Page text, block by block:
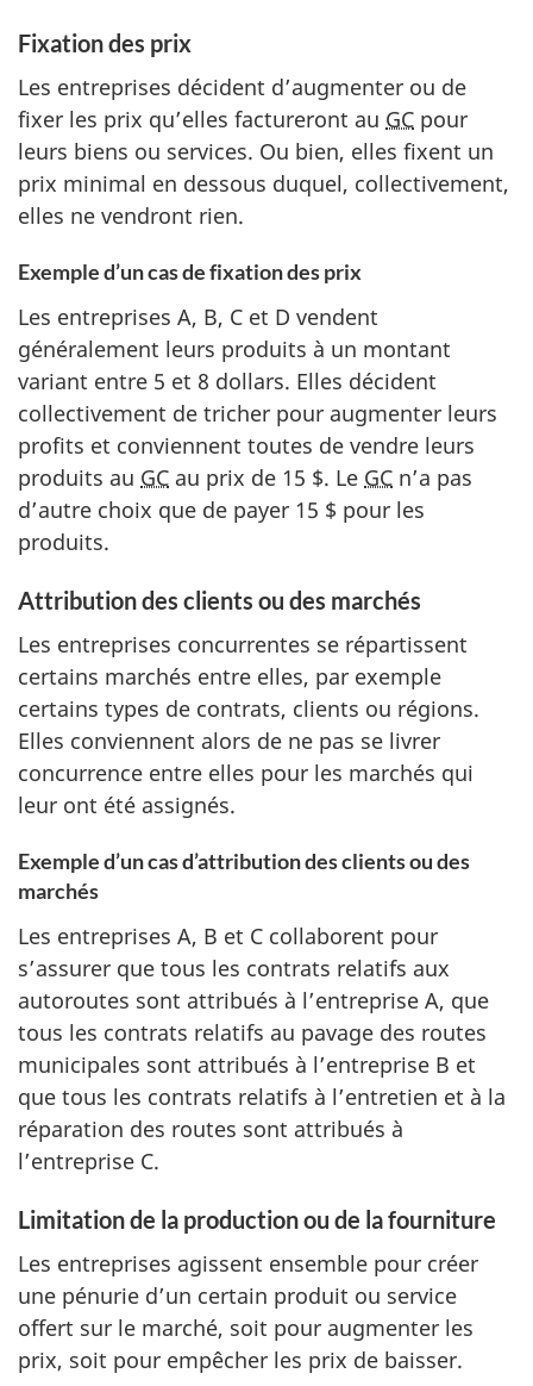
Fixation des prix
Les entreprises décident d’augmenter ou de
fixer les prix qu’elles factureront au GC pour
leurs biens ou services. Ou bien, elles fixent un
prix minimal en dessous duquel, collectivement,
elles ne vendront rien.
Exemple d’un cas de fixation des prix
Les entreprises A, B, C et D vendent
généralement leurs produits à un montant
variant entre 5 et 8 dollars. Elles décident
collectivement de tricher pour augmenter leurs
profits et conviennent toutes de vendre leurs
produits au GC au prix de 15 $. Le GC n’a pas
d’autre choix que de payer 15 $ pour les
produits.
Attribution des clients ou des marchés
Les entreprises concurrentes se répartissent
certains marchés entre elles, par exemple
certains types de contrats, clients ou régions.
Elles conviennent alors de ne pas se livrer
concurrence entre elles pour les marchés qui
leur ont été assignés.
Exemple d’un cas d’attribution des clients ou des
marchés
Les entreprises A, B et C collaborent pour
s’assurer que tous les contrats relatifs aux
autoroutes sont attribués à l’entreprise A, que
tous les contrats relatifs au pavage des routes
municipales sont attribués à l’entreprise B et
que tous les contrats relatifs à l’entretien et à la
réparation des routes sont attribués à
l’entreprise C.
Limitation de la production ou de la fourniture
Les entreprises agissent ensemble pour créer
une pénurie d’un certain produit ou service
offert sur le marché, soit pour augmenter les
prix, soit pour empêcher les prix de baisser.